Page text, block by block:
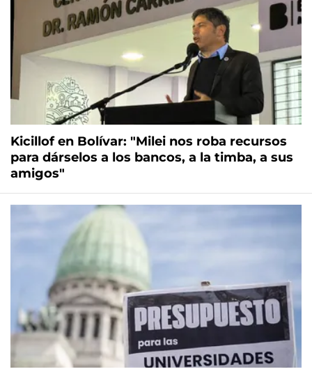
Kicillof en Bolívar: "Milei nos roba recursos
para dárselos a los bancos, a la timba, a sus
amigos"